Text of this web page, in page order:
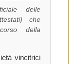
delle
che
della
vincitrici